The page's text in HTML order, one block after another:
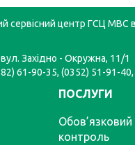
сервісний центр ГСЦ МВС
Західно - Окружна, 11/1
61-90-35, (0352) 51-91-
ПОСЛУГИ
Обов’язковий
контроль